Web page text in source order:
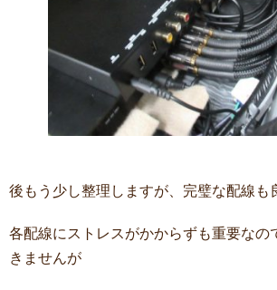
後もう少し整理しますが、完璧な配線も
各配線にストレスがかからずも重要なの
きませんが